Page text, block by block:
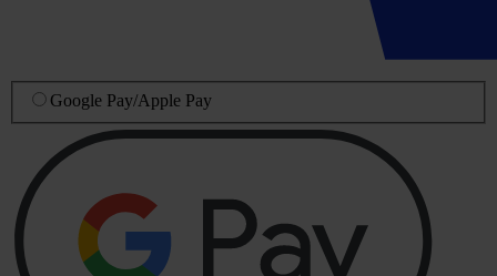
Google Pay/Apple Pay